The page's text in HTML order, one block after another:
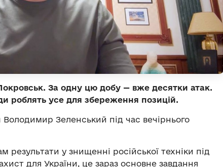
За одну цю добу — вже десятки атак.
роблять усе для збереження позицій.
Зеленський під час вечірнього
результати у знищенні російської техніки під
для України, це зараз основне завдання